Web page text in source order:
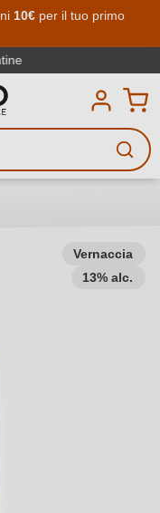
al contenuto principale
10€per il tuo primo
Vernaccia
13% alc.
del vino,
o altri